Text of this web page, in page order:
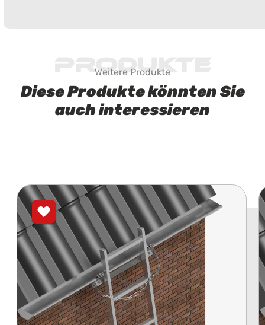
Produkte
Weitere Produkte
Diese Produkte könnten Sie
auch interessieren